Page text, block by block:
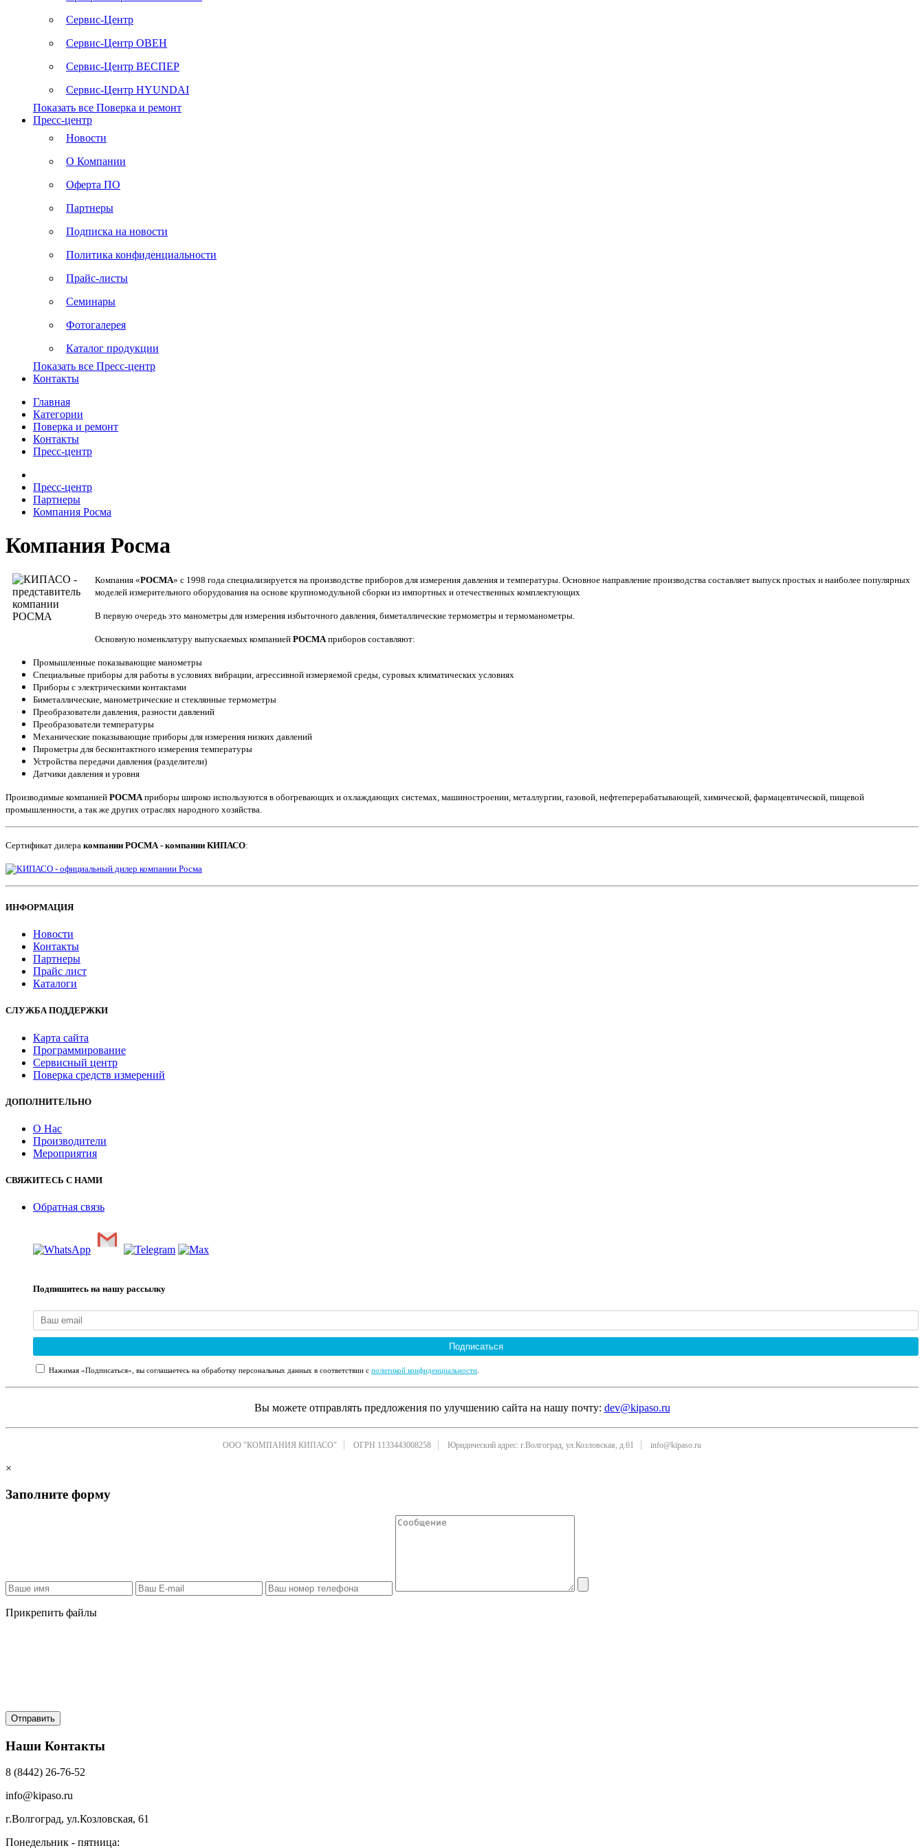
Сервис-Центр
Сервис-Центр ОВЕН
Сервис-Центр ВЕСПЕР
Сервис-Центр HYUNDAI
Показать все Поверка и ремонт
Пресс-центр
Новости
О Компании
Оферта ПО
Партнеры
Подписка на новости
Политика конфиденциальности
Прайс-листы
Семинары
Фотогалерея
Каталог продукции
Показать все Пресс-центр
Контакты
Главная
Категории
Поверка и ремонт
Контакты
Пресс-центр
Пресс-центр
Партнеры
Компания Росма
Компания Росма
Компания «РОСМА» с 1998 года специализируется на производстве приборов для измерения давления и температуры. Основное направление производства составляет выпуск простых и наиболее популярных
моделей измерительного оборудования на основе крупномодульной сборки из импортных и отечественных комплектующих
В первую очередь это манометры для измерения избыточного давления, биметаллические термометры и термоманометры.
Основную номенклатуру выпускаемых компанией РОСМА приборов составляют:
Промышленные показывающие манометры
Специальные приборы для работы в условиях вибрации, агрессивной измеряемой среды, суровых климатических условиях
Приборы с электрическими контактами
Биметаллические, манометрические и стеклянные термометры
Преобразователи давления, разности давлений
Преобразователи температуры
Механические показывающие приборы для измерения низких давлений
Пирометры для бесконтактного измерения температуры
Устройства передачи давления (разделители)
Датчики давления и уровня
Производимые компанией РОСМА приборы широко используются в обогревающих и охлаждающих системах, машиностроении, металлургии, газовой, нефтеперерабатывающей, химической, фармацевтической, пищевой
промышленности, а так же других отраслях народного хозяйства.
Сертификат дилера компании РОСМА - компании КИПАСО:
ИНФОРМАЦИЯ
Новости
Контакты
Партнеры
Прайс лист
Каталоги
СЛУЖБА ПОДДЕРЖКИ
Карта сайта
Программирование
Сервисный центр
Поверка средств измерений
ДОПОЛНИТЕЛЬНО
О Нас
Производители
Мероприятия
СВЯЖИТЕСЬ С НАМИ
Обратная связь
Подпишитесь на нашу рассылку
Подписаться
Нажимая «Подписаться», вы соглашаетесь на обработку персональных данных в соответствии с политикой конфиденциальности
Вы можете отправлять предложения по улучшению сайта на нашу почту: dev@kipaso.ru
ООО "КОМПАНИЯ КИПАСО" ОГРН 1133443008258 Юридический адрес: г.Волгоград, ул.Козловская, д.61 info@kipaso.ru
×
Заполните форму
Прикрепить файлы
Наши Контакты
8 (8442) 26-76-52
info@kipaso.ru
г.Волгоград, ул.Козловская, 61
Понедельник - пятница: